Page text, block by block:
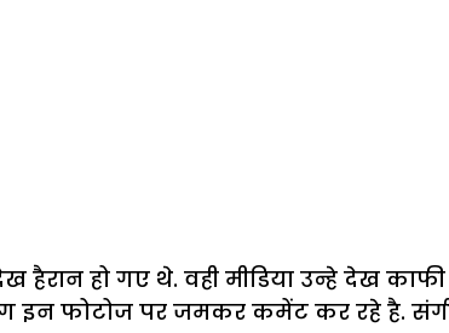
हो गए थे. वही मीडिया उन्हे देख काफी
इन फोटोज पर जमकर कमेंट कर रहे है.